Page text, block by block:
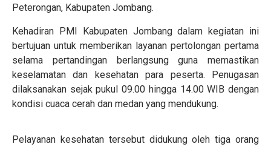
Peterongan, Kabupaten Jombang.
Kehadiran PMI Kabupaten Jombang dalam kegiatan ini
bertujuan untuk memberikan layanan pertolongan pertama
selama pertandingan berlangsung guna memastikan
keselamatan dan kesehatan para peserta. Penugasan
dilaksanakan sejak pukul 09.00 hingga 14.00 WIB dengan
kondisi cuaca cerah dan medan yang mendukung.
Pelayanan kesehatan tersebut didukung oleh tiga orang